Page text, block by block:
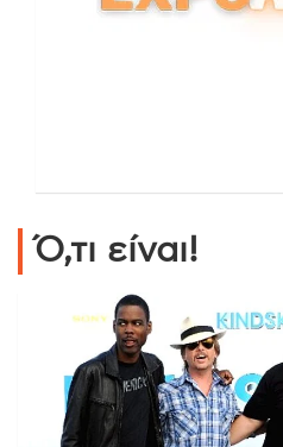
Ό,τι είναι!